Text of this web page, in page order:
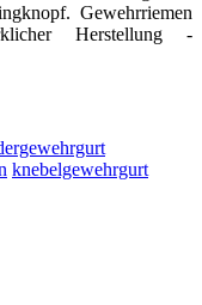
Gewehrriemen
Herstellung -
knebelgewehrgurt